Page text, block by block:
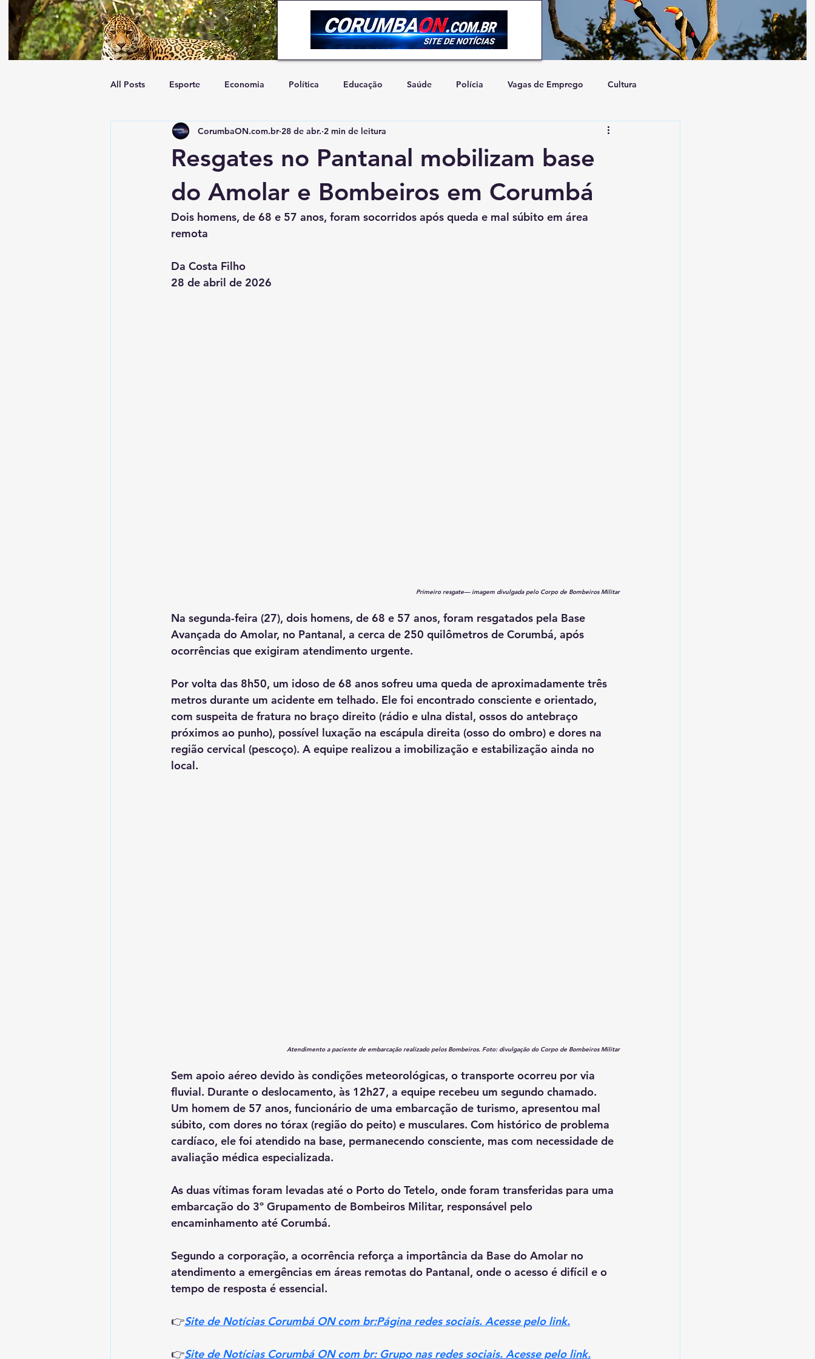
All Posts Esporte Economia Política Educação Saúde Polícia Vagas de Emprego Cultura
Geral Trânsito Artigo de Opinião Concurso
Resgates no Pantanal mobilizam base
do Amolar e Bombeiros em Corumbá
CorumbaON.com.br 28 de abr. 2 min de leitura
Dois homens, de 68 e 57 anos, foram socorridos após queda e mal súbito em área
remota
Da Costa Filho
28 de abril de 2026
Primeiro resgate— imagem divulgada pelo Corpo de Bombeiros Militar
Na segunda-feira (27), dois homens, de 68 e 57 anos, foram resgatados pela Base
Avançada do Amolar, no Pantanal, a cerca de 250 quilômetros de Corumbá, após
ocorrências que exigiram atendimento urgente.
Por volta das 8h50, um idoso de 68 anos sofreu uma queda de aproximadamente três
metros durante um acidente em telhado. Ele foi encontrado consciente e orientado,
com suspeita de fratura no braço direito (rádio e ulna distal, ossos do antebraço
próximos ao punho), possível luxação na escápula direita (osso do ombro) e dores na
região cervical (pescoço). A equipe realizou a imobilização e estabilização ainda no
local.
Atendimento a paciente de embarcação realizado pelos Bombeiros. Foto: divulgação do Corpo de Bombeiros Militar
Sem apoio aéreo devido às condições meteorológicas, o transporte ocorreu por via
fluvial. Durante o deslocamento, às 12h27, a equipe recebeu um segundo chamado.
Um homem de 57 anos, funcionário de uma embarcação de turismo, apresentou mal
súbito, com dores no tórax (região do peito) e musculares. Com histórico de problema
cardíaco, ele foi atendido na base, permanecendo consciente, mas com necessidade de
avaliação médica especializada.
As duas vítimas foram levadas até o Porto do Tetelo, onde foram transferidas para uma
embarcação do 3º Grupamento de Bombeiros Militar, responsável pelo
encaminhamento até Corumbá.
Segundo a corporação, a ocorrência reforça a importância da Base do Amolar no
atendimento a emergências em áreas remotas do Pantanal, onde o acesso é difícil e o
tempo de resposta é essencial.
👉Site de Notícias Corumbá ON com br:Página redes sociais. Acesse pelo link.
👉Site de Notícias Corumbá ON com br: Grupo nas redes sociais. Acesse pelo link.